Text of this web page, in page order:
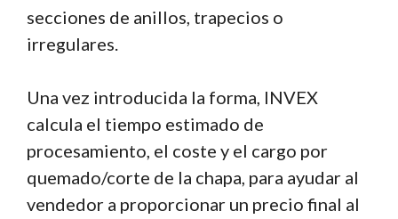
secciones de anillos, trapecios o
irregulares.
Una vez introducida la forma, INVEX
calcula el tiempo estimado de
procesamiento, el coste y el cargo por
quemado/corte de la chapa, para ayudar al
vendedor a proporcionar un precio final al